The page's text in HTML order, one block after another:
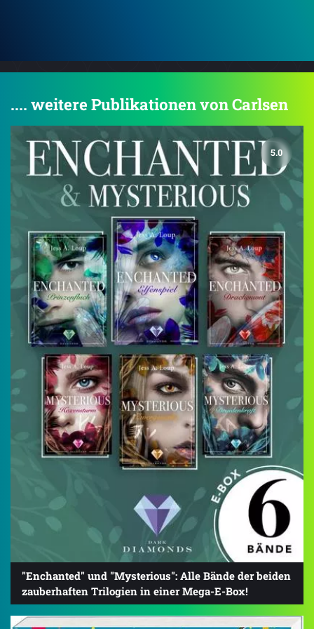
.... weitere Publikationen von Carlsen
5.0
"Enchanted" und "Mysterious": Alle Bände der beiden
zauberhaften Trilogien in einer Mega-E-Box!